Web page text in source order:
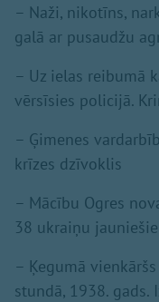
– Naži, nikotīns,
galā ar pusaudžu
– Uz ielas reibumā
vērsīsies policijā.
– Ģimenes
krīzes dzīvoklis
– Mācību Ogres
38 ukraiņu
– Ķegumā
stundā, 1938. gads.